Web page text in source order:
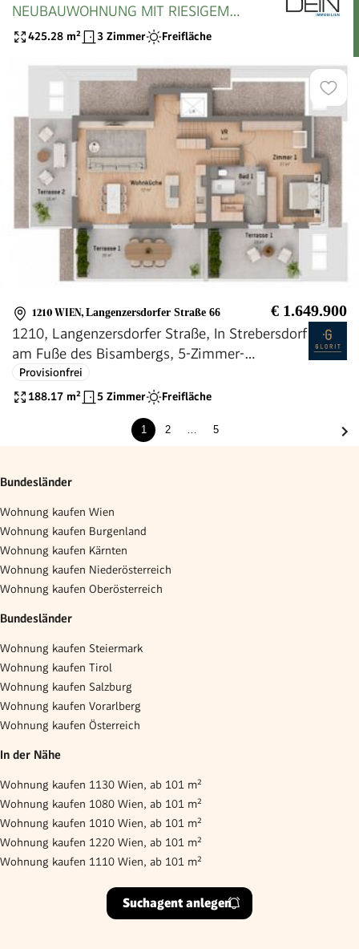
NEUBAUWOHNUNG MIT RIESIGEM
GARTEN IN RUHIGER LAGE NÄHE
425.28 m² 3 Zimmer Freifläche
1210 WIEN, Langenzersdorfer Straße 66 € 1.649.900
1210, Langenzersdorfer Straße, In Strebersdorf
am Fuße des Bisambergs, 5-Zimmer-
Penthouse
Provisionfrei
188.17 m² 5 Zimmer Freifläche
1 2 5
Bundesländer
Wohnung kaufen Wien
Wohnung kaufen Burgenland
Wohnung kaufen Kärnten
Wohnung kaufen Niederösterreich
Wohnung kaufen Oberösterreich
Bundesländer
Wohnung kaufen Steiermark
Wohnung kaufen Tirol
Wohnung kaufen Salzburg
Wohnung kaufen Vorarlberg
Wohnung kaufen Österreich
In der Nähe
Wohnung kaufen 1130 Wien, ab 101 m²
Wohnung kaufen 1080 Wien, ab 101 m²
Wohnung kaufen 1010 Wien, ab 101 m²
Wohnung kaufen 1220 Wien, ab 101 m²
Wohnung kaufen 1110 Wien, ab 101 m²
Suchagent anlegen